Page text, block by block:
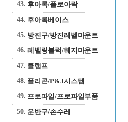
43. 후아록/플로아락
44. 후아록베이스
45. 방진구/방진레벨마운트
46. 레벨링블럭/웨지마운트
47. 클램프
48. 플라콘/P&J시스템
49. 프로파일/프로파일부품
50. 운반구/손수레